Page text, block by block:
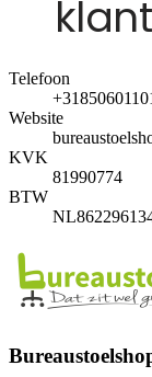
Telefoon
Website
KVK
81990774
BTW